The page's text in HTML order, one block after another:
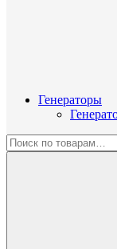
Генераторы